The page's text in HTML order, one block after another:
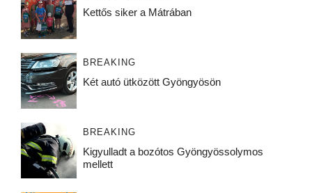
Kettős siker a Mátrában
BREAKING
Két autó ütközött Gyöngyösön
BREAKING
Kigyulladt a bozótos Gyöngyössolymos
mellett